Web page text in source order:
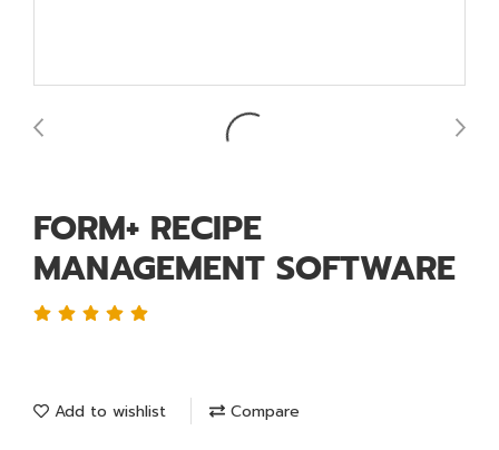
FORM+ RECIPE
MANAGEMENT SOFTWARE
Add to wishlist Compare